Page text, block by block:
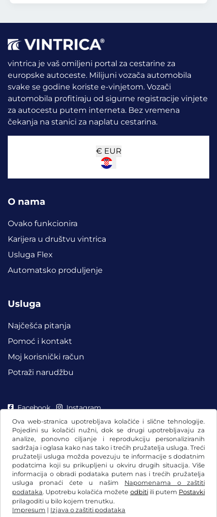
Ova web-stranica upotrebljava kolačiće i slične tehnologije.
Pojedini su kolačići nužni, dok se drugi upotrebljavaju za
analize, ponovno ciljanje i reprodukciju personaliziranih
sadržaja i oglasa kako nas tako i trećih pružatelja usluga. Treći
pružatelji usluga možda povezuju te informacije s dodatnim
podatcima koji su prikupljeni u okviru drugih situacija. Više
informacija o obradi podataka putem nas i trećih pružatelja
usluga pronaći ćete u našim Napomenama o zaštiti
podataka. Upotrebu kolačića možete odbitiili putem Postavki
prilagoditi u bilo kojem trenutku.
Impresum | Izjava o zaštiti podataka
vintrica je vaš omiljeni portal za cestarine za
europske autoceste. Milijuni vozača automobila
svake se godine koriste e-vinjetom. Vozači
automobila profitiraju od sigurne registracije vinjete
za autocestu putem interneta. Bez vremena
čekanja na stanici za naplatu cestarina.
€ EUR
O nama
Ovako funkcionira
Karijera u društvu vintrica
Usluga Flex
Automatsko produljenje
Usluga
Najčešća pitanja
Pomoć i kontakt
Moj korisnički račun
Potraži narudžbu
Facebook Instagram
OUP / Pravo na povlačenje Izjava o zaštiti podataka